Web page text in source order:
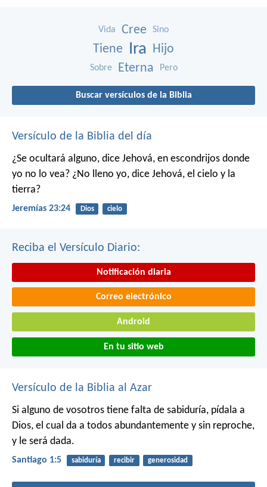
Vida Cree Sino
Tiene Ira Hijo
Sobre Eterna Pero
Buscar versículos de la Biblia
Versículo de la Biblia del día
¿Se ocultará alguno, dice Jehová, en escondrijos donde
yo no lo vea? ¿No lleno yo, dice Jehová, el cielo y la
tierra?
Jeremías 23:24 Dios cielo
Reciba el Versículo Diario:
Notificación diaria
Correo electrónico
Android
En tu sitio web
Versículo de la Biblia al Azar
Si alguno de vosotros tiene falta de sabiduría, pídala a
Dios, el cual da a todos abundantemente y sin reproche,
y le será dada.
Santiago 1:5 sabiduría recibir generosidad